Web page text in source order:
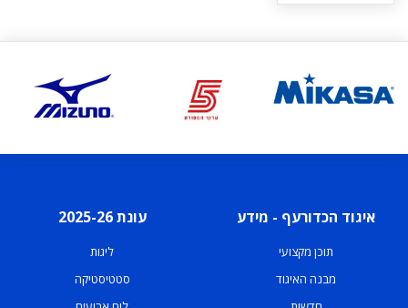
איגוד הכדורעף - מידע
תוכן מקצועי
מבנה האיגוד
עונת 2025-26
ליגות
סטטיסטיקה